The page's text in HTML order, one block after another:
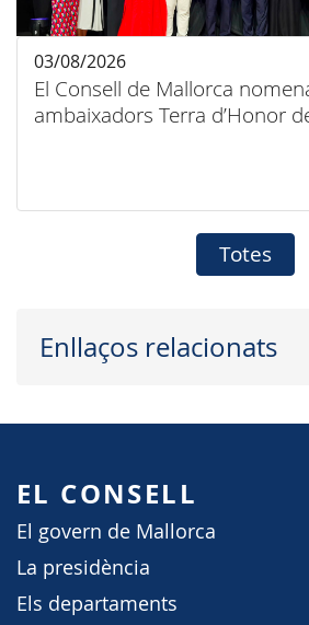
El Consell de Mallorca
ambaixadors Terra d’Honor
03/08/2026
Totes
Enllaços relacionats
EL CONSELL
El govern de Mallorca
La presidència
Els departaments